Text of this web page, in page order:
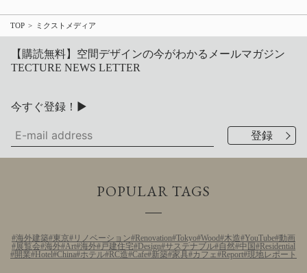
TOP ミクストメディア
【購読無料】空間デザインの今がわかるメールマガジン
TECTURE NEWS LETTER
今すぐ登録！▶
POPULAR TAGS
海外建築 東京 リノベーション Renovation Tokyo Wood 木造 YouTube 動画
展覧会 海外 Art 海外 戸建住宅 Design サステナブル 自然 中国
Residential
開業
Hotel China ホテル RC造 Cafe 新築 家具 カフェ Report 現地レポート